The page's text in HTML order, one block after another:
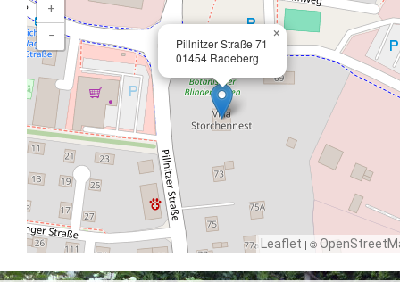
Pillnitzer Straße 71
01454 Radeberg
×
+
−
Leaflet | ©